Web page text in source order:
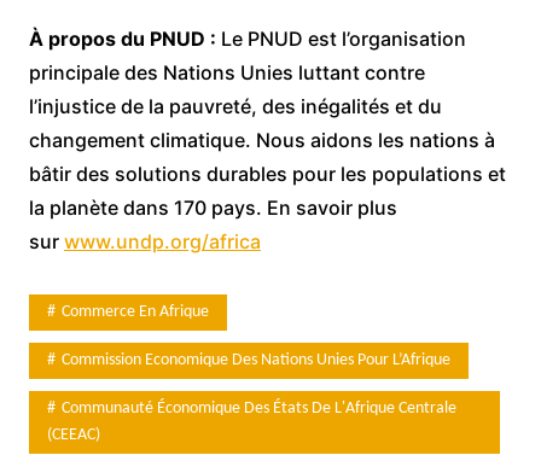
À propos du PNUD : Le PNUD est l’organisation
principale des Nations Unies luttant contre
l’injustice de la pauvreté, des inégalités et du
changement climatique. Nous aidons les nations à
bâtir des solutions durables pour les populations et
la planète dans 170 pays. En savoir plus
sur www.undp.org/africa
Commerce En Afrique
Commission Economique Des Nations Unies Pour L’Afrique
Communauté Économique Des États De L'Afrique Centrale
(CEEAC)